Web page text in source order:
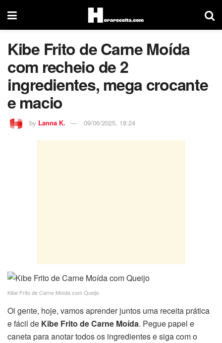
Kibe Frito de Carne Moída
com recheio de 2
ingredientes, mega crocante
e macio
by Lanna K. 09/06/2025, 18:24
Kibe Frito de Carne Moída com Queijo
Oi gente, hoje, vamos aprender juntos uma receita prática
e fácil de Kibe Frito de Carne Moída. Pegue papel e
caneta para anotar todos os ingredientes e siga com o